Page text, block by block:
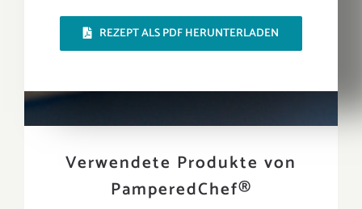
REZEPT ALS PDF HERUNTERLADEN
Verwendete Produkte von
PamperedChef®